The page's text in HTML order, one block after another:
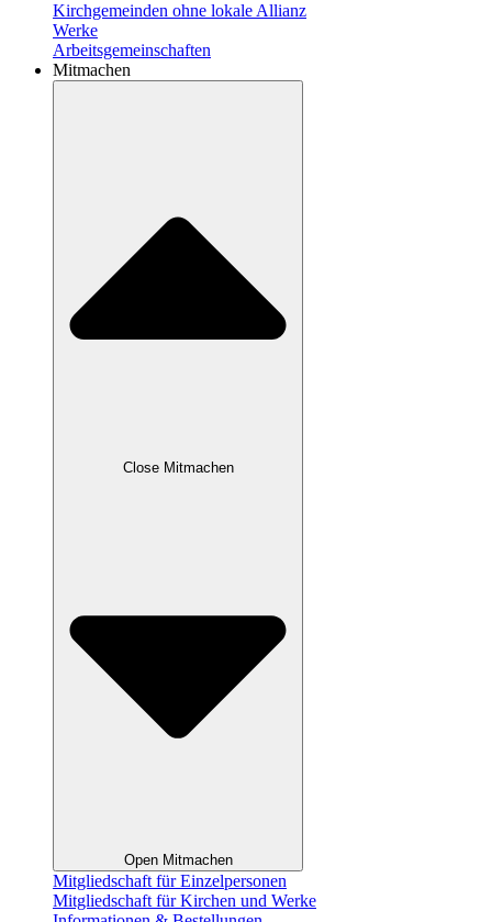
Kirchgemeinden ohne lokale Allianz
Werke
Arbeitsgemeinschaften
Mitmachen
Close Mitmachen
Open Mitmachen
Mitgliedschaft für Einzelpersonen
Mitgliedschaft für Kirchen und Werke